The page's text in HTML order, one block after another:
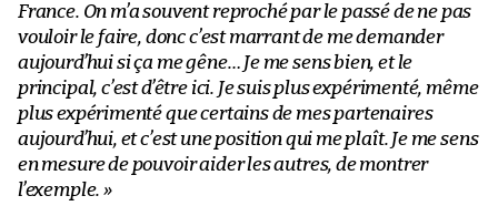
France. On m’a souvent reproché par le passé de ne pas
vouloir le faire, donc c’est marrant de me demander
aujourd’hui si ça me gêne… Je me sens bien, et le
principal, c’est d’être ici. Je suis plus expérimenté, même
plus expérimenté que certains de mes partenaires
aujourd’hui, et c’est une position qui me plaît. Je me sens
en mesure de pouvoir aider les autres, de montrer
l’exemple. »